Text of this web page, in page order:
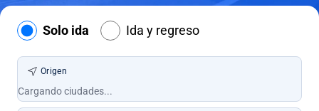
Solo ida Ida y regreso
Origen